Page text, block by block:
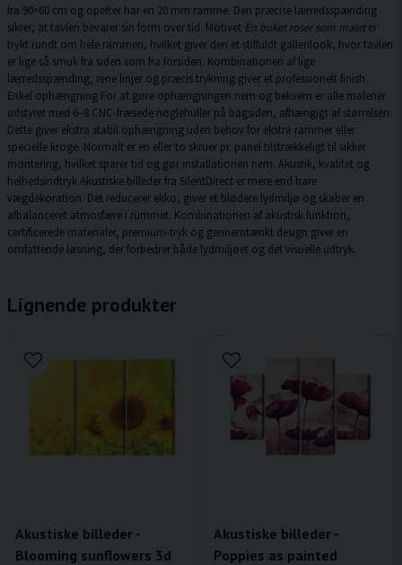
fra 90×60 cm og opefter har en 20 mm ramme. Den præcise lærredsspænding
sikrer, at tavlen bevarer sin form over tid. Motivet En buket roser som maleter
trykt rundt om hele rammen, hvilket giver den et stilfuldt gallerilook, hvor tavlen
er lige så smuk fra siden som fra forsiden. Kombinationen af lige
lærredsspænding, rene linjer og præcis trykning giver et professionelt finish.
Enkel ophængning For at gøre ophængningen nem og bekvem er alle malerier
udstyret med 6–8 CNC-fræsede nøglehuller på bagsiden, afhængigt af størrelsen.
Dette giver ekstra stabil ophængning uden behov for ekstra rammer eller
specielle kroge. Normalt er en eller to skruer pr. panel tilstrækkeligt til sikker
montering, hvilket sparer tid og gør installationen nem. Akustik, kvalitet og
helhedsindtryk Akustiske billeder fra SilentDirect er mere end bare
vægdekoration. Det reducerer ekko, giver et blødere lydmiljø og skaber en
afbalanceret atmosfære i rummet. Kombinationen af akustisk funktion,
certificerede materialer, premium-tryk og gennemtænkt design giver en
omfattende løsning, der forbedrer både lydmiljøet og det visuelle udtryk.
Lignende produkter
Akustiske billeder -
Blooming sunflowers 3d
Akustiske billeder -
Poppies as painted